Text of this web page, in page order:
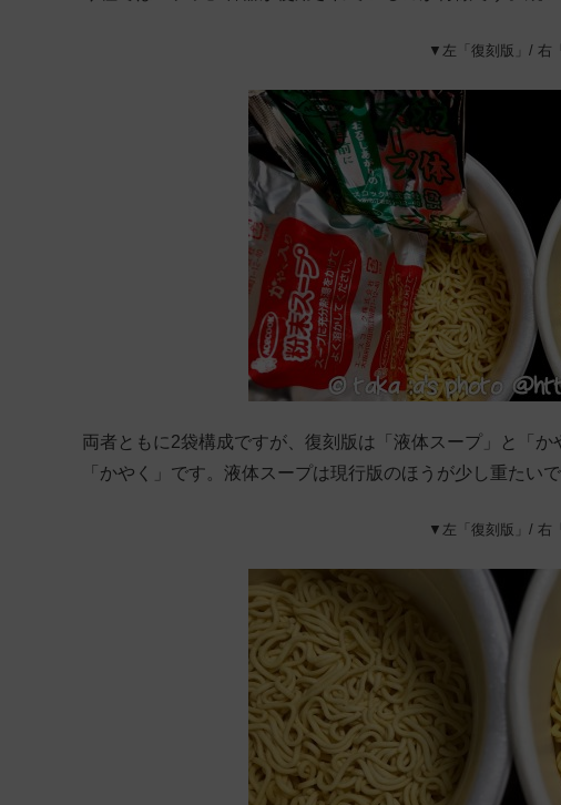
▼左「復刻版」/ 右
両者ともに2袋構成ですが、復刻版は「液体スープ」と「
「かやく」です。液体スープは現行版のほうが少し重たいで
▼左「復刻版」/ 右